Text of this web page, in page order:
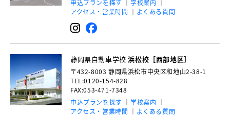
申込プランを探す
学校案内
アクセス・営業時間
よくある質問
静岡県自動車学校浜松校［西部地区］
〒432-8003 静岡県浜松市中央区和地山2-38-1
TEL:0120-154-828
FAX:053-471-7348
申込プランを探す
学校案内
アクセス・営業時間
よくある質問